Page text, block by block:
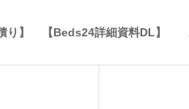
り】 【Beds24詳細資料DL】